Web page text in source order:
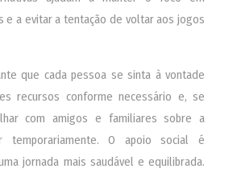
e a evitar a tentação de voltar aos jogos
que cada pessoa se sinta à vontade
recursos conforme necessário e, se
com amigos e familiares sobre a
temporariamente. O apoio social é
jornada mais saudável e equilibrada.